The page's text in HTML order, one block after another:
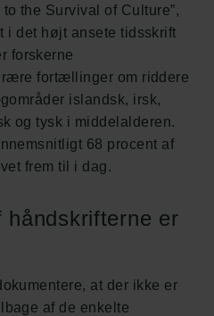
the Survival of Culture”,
i det højt ansete tidsskrift
forskerne
fortællinger om riddere
islandsk, irsk,
og tysk i middelalderen.
68 procent af
frem til i dag.
håndskrifterne er
at der ikke er
af de enkelte